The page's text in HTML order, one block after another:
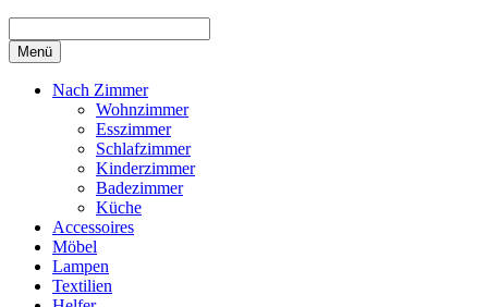
Menü
Nach Zimmer
Wohnzimmer
Esszimmer
Schlafzimmer
Kinderzimmer
Badezimmer
Küche
Accessoires
Möbel
Lampen
Textilien